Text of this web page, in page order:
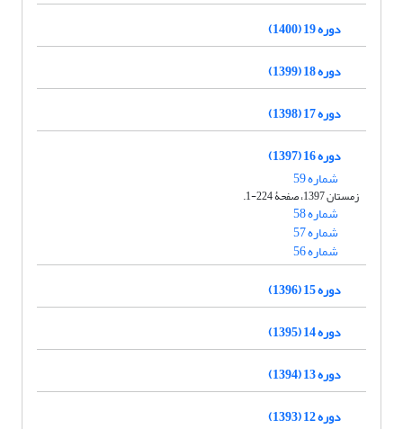
دوره 19 (1400)
دوره 18 (1399)
دوره 17 (1398)
دوره 16 (1397)
شماره 59
زمستان 1397، صفحۀ 224-1.
شماره 58
شماره 57
شماره 56
دوره 15 (1396)
دوره 14 (1395)
دوره 13 (1394)
دوره 12 (1393)